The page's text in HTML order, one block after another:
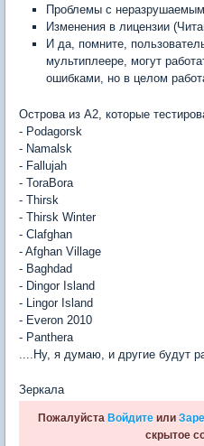
Проблемы с
Изменения в лицензии
И да, помните,
мультиплеере, могут
ошибками, но в целом
Острова из A2, которые
- Podagorsk
- Namalsk
- Fallujah
- ToraBora
- Thirsk
- Thirsk Winter
- Clafghan
- Afghan Village
- Baghdad
- Dingor Island
- Lingor Island
- Everon 2010
- Panthera
....Ну, я думаю, и другие будут
Зеркала
Пожалуйста Войдите или
скрытое